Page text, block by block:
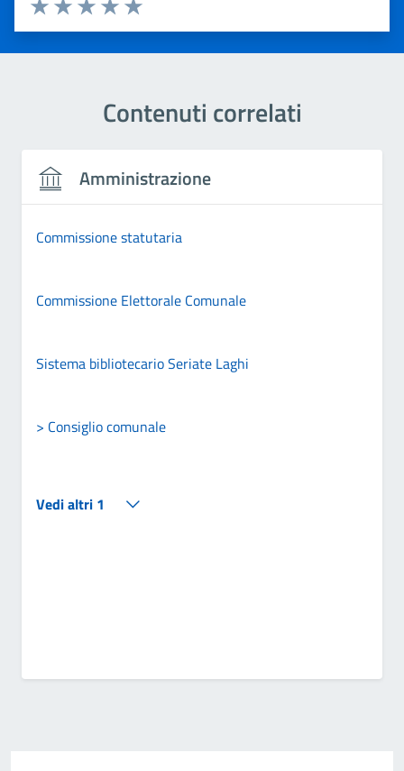
Valuta 5 stelle su 5
Valuta 4 stelle su 5
Valuta 3 stelle su 5
Valuta 2 stelle su 5
Valuta 1 stelle su 5
Contenuti correlati
Amministrazione
Commissione statutaria
Commissione Elettorale Comunale
Sistema bibliotecario Seriate Laghi
> Consiglio comunale
Vedi altri 1